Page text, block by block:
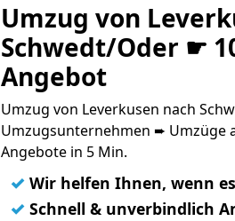
Umzug von
Schwedt/Oder ☛
Angebot
Umzug von Leverkusen nach
Umzugsunternehmen ➨ Umzüge
Angebote in 5 Min.
✓ Wir helfen Ihnen, wenn
✓ Schnell & unverbindlich